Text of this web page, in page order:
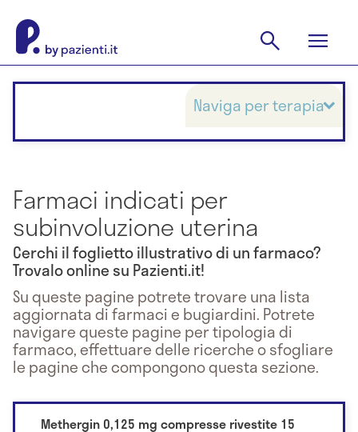
Farmaci indicati per
subinvoluzione uterina
Cerchi il foglietto illustrativo di un farmaco?
Trovalo online su Pazienti.it!
Su queste pagine potrete trovare una lista
aggiornata di farmaci e bugiardini. Potrete
navigare queste pagine per tipologia di
farmaco, effettuare delle ricerche o sfogliare
le pagine che compongono questa sezione.
Methergin 0,125 mg compresse rivestite 15
Naviga per terapia